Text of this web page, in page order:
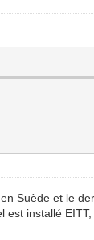
Suède et le
installé